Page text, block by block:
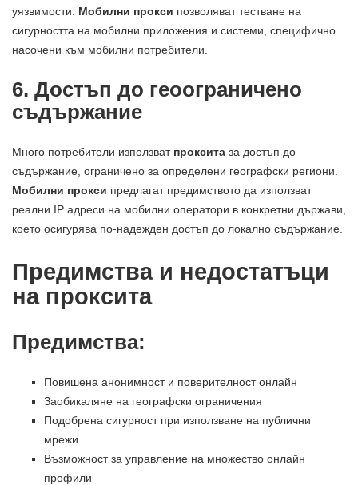
уязвимости. Мобилни прокси позволяват тестване на
сигурността на мобилни приложения и системи, специфично
насочени към мобилни потребители.
6. Достъп до геоограничено
съдържание
Много потребители използват проксита за достъп до
съдържание, ограничено за определени географски региони.
Мобилни прокси предлагат предимството да използват
реални IP адреси на мобилни оператори в конкретни държави,
което осигурява по-надежден достъп до локално съдържание.
Предимства и недостатъци
на проксита
Предимства:
Повишена анонимност и поверителност онлайн
Заобикаляне на географски ограничения
Подобрена сигурност при използване на публични
мрежи
Възможност за управление на множество онлайн
профили